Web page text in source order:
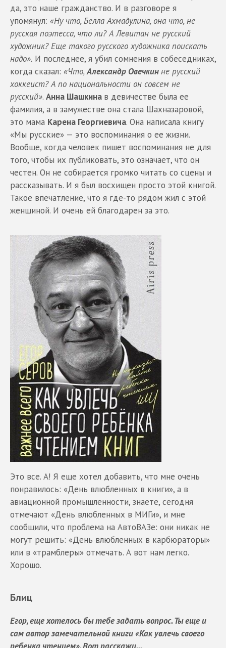
да, это наше гражданство. И в разговоре я
упомянул: «Ну что, Белла Ахмадулина, она что, не
русская поэтесса, что ли? А Левитан не русский
художник? Еще такого русского художника поискать
надо». И последнее, я убил сомнения в собеседниках,
когда сказал: «Что,Александр Овечкинне русский
хоккеист? А по национальности он совсем не
русский». Анна Шашкина в девичестве была ее
фамилия, а в замужестве она стала Шахназаровой,
это мама Карена Георгиевича. Она написала книгу
«Мы русские» — это воспоминания о ее жизни.
Вообще, когда человек пишет воспоминания не для
того, чтобы их публиковать, это означает, что он
честен. Он не собирается громко читать со сцены и
рассказывать. И я был восхищен просто этой книгой.
Такое впечатление, что я где-то рядом жил с этой
женщиной. И очень ей благодарен за это.
Это все. А! Я еще хотел добавить, что мне очень
понравилось: «День влюбленных в книги», а в
авиационной промышленности, знаете, сегодня
отмечают «День влюбленных в МИГи», и мне
сообщили, что проблема на АвтоВАЗе: они никак не
могут решить: «День влюбленных в карбюраторы»
или в «трамблеры» отмечать. А вот нам легко.
Хорошо.
Блиц
Егор, еще хотелось бы тебе задать вопрос. Ты еще и
сам автор замечательной книги «Как увлечь своего